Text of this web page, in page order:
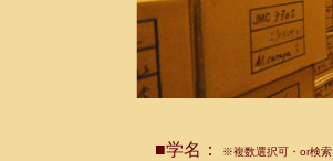
■学名： ※複数選択可・or検索